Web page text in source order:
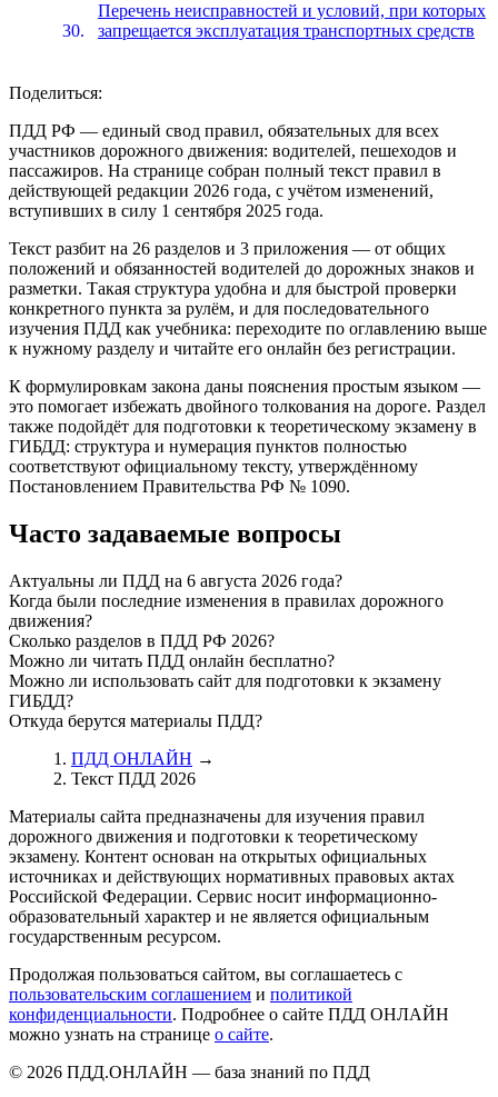
Перечень неисправностей и условий, при которых
запрещается эксплуатация транспортных средств
Поделиться:
ПДД РФ — единый свод правил, обязательных для всех
участников дорожного движения: водителей, пешеходов и
пассажиров. На странице собран полный текст правил в
действующей редакции 2026 года, с учётом изменений,
вступивших в силу 1 сентября 2025 года.
Текст разбит на 26 разделов и 3 приложения — от общих
положений и обязанностей водителей до дорожных знаков и
разметки. Такая структура удобна и для быстрой проверки
конкретного пункта за рулём, и для последовательного
изучения ПДД как учебника: переходите по оглавлению выше
к нужному разделу и читайте его онлайн без регистрации.
К формулировкам закона даны пояснения простым языком —
это помогает избежать двойного толкования на дороге. Раздел
также подойдёт для подготовки к теоретическому экзамену в
ГИБДД: структура и нумерация пунктов полностью
соответствуют официальному тексту, утверждённому
Постановлением Правительства РФ № 1090.
Часто задаваемые вопросы
Актуальны ли ПДД на 6 августа 2026 года?
Когда были последние изменения в правилах дорожного
движения?
Сколько разделов в ПДД РФ 2026?
Можно ли читать ПДД онлайн бесплатно?
Можно ли использовать сайт для подготовки к экзамену
ГИБДД?
Откуда берутся материалы ПДД?
ПДД ОНЛАЙН →
Текст ПДД 2026
Материалы сайта предназначены для изучения правил
дорожного движения и подготовки к теоретическому
экзамену. Контент основан на открытых официальных
источниках и действующих нормативных правовых актах
Российской Федерации. Сервис носит информационно-
образовательный характер и не является официальным
государственным ресурсом.
Продолжая пользоваться сайтом, вы соглашаетесь с
пользовательским соглашением и политикой
конфиденциальности. Подробнее о сайте ПДД ОНЛАЙН
можно узнать на странице о сайте.
© 2026 ПДД.ОНЛАЙН — база знаний по ПДД